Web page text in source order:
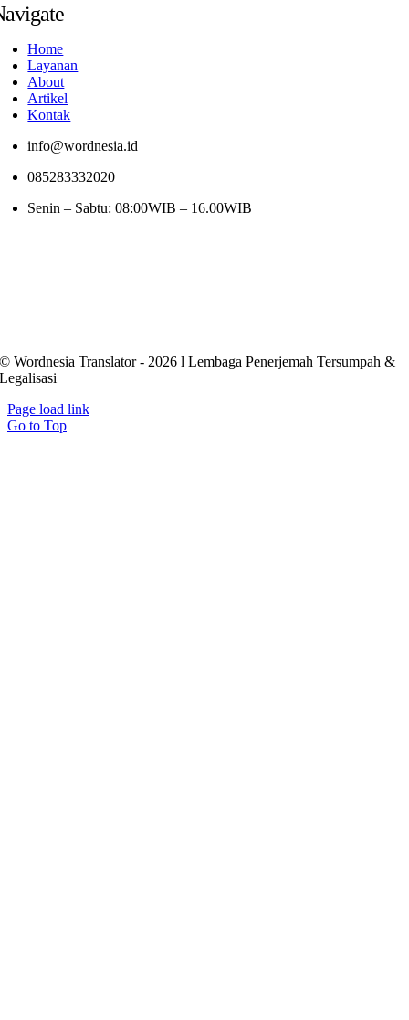
Home
Layanan
About
Artikel
Kontak
info@wordnesia.id
085283332020
Senin – Sabtu: 08:00WIB – 16.00WIB
© Wordnesia Translator - 2026 l Lembaga Penerjemah Tersumpah &
Legalisasi
Page load link
Go to Top